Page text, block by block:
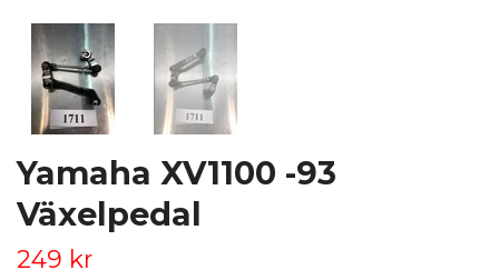
Yamaha XV1100 -93
Växelpedal
249 kr